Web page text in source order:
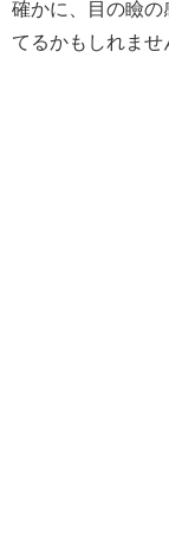
確かに、目の瞼の
てるかもしれませ